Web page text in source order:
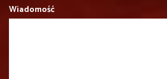
Wiadomość